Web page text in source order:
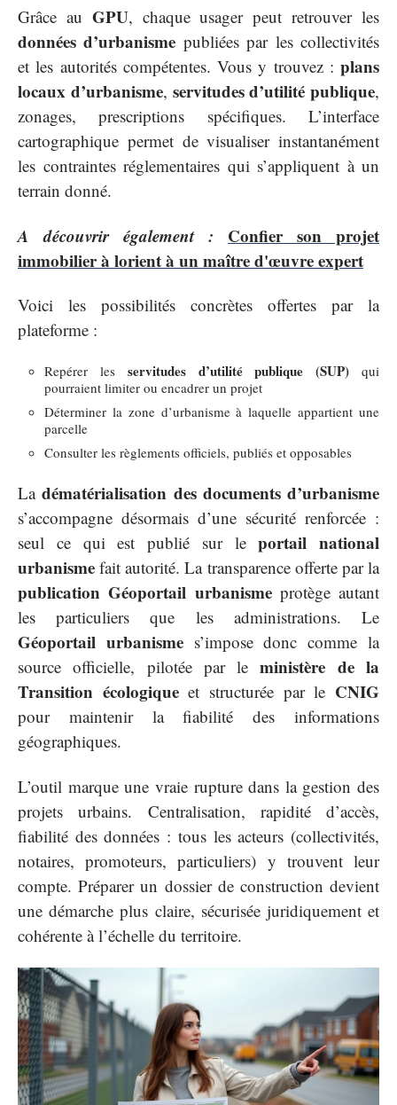
Grâce au GPU, chaque usager peut retrouver les
données d’urbanisme publiées par les collectivités
et les autorités compétentes. Vous y trouvez : plans
locaux d’urbanisme, servitudes d’utilité publique,
zonages, prescriptions spécifiques. L’interface
cartographique permet de visualiser instantanément
les contraintes réglementaires qui s’appliquent à un
terrain donné.
A découvrir également :
Confier son projet
immobilier à lorient à un maître d'œuvre expert
Voici les possibilités concrètes offertes par la
plateforme :
Repérer les servitudes d’utilité publique (SUP) qui
pourraient limiter ou encadrer un projet
Déterminer la zone d’urbanisme à laquelle appartient une
parcelle
Consulter les règlements officiels, publiés et opposables
Ladématérialisation des documents d’urbanisme
s’accompagne désormais d’une sécurité renforcée :
seul ce qui est publié sur leportail national
urbanisme fait autorité. La transparence offerte par la
publication Géoportail urbanismeprotège autant
les particuliers que les administrations. Le
Géoportail urbanismes’impose donc comme la
source officielle, pilotée par leministère de la
Transition écologiqueet structurée par le CNIG
pour maintenir la fiabilité des informations
géographiques.
L’outil marque une vraie rupture dans la gestion des
projets urbains. Centralisation, rapidité d’accès,
fiabilité des données : tous les acteurs (collectivités,
notaires, promoteurs, particuliers) y trouvent leur
compte. Préparer un dossier de construction devient
une démarche plus claire, sécurisée juridiquement et
cohérente à l’échelle du territoire.